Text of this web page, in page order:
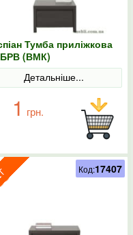
Тумба приліжкова
БРВ (ВМК)
Детальніше...
1 грн.
Код:17407